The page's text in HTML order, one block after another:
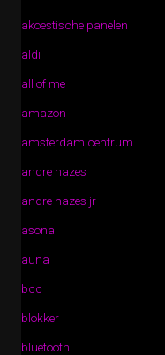
akoestische panelen
aldi
all of me
amazon
amsterdam centrum
andre hazes
andre hazes jr
asona
auna
bcc
blokker
bluetooth